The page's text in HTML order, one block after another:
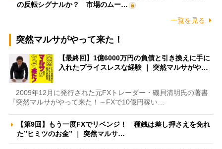
の反転シグナルか？ 市場のムー…
一覧を見る
突然マルサがやって来た！
【最終回】1億6000万円の負債と引き換えに手に
入れたプライスレスな経験 ｜ 突然マルサがや…
2009年12月に発行された元FXトレーダー・磯貝清明氏の著書
『突然マルサがやって来た！～FXで10億円稼い…
【第9回】もう一度FXでリベンジ！ 種銭は差し押さえを免れ
た”ヒミツのお金” ｜ 突然マルサ…